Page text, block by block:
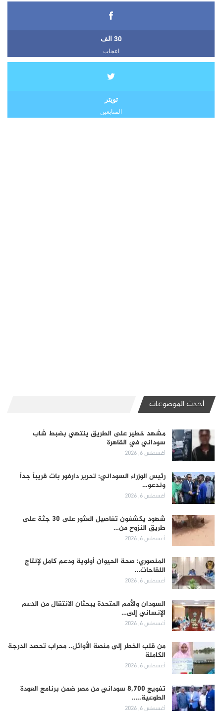
30 الف
اعجاب
تويتر
المتابعين
أحدث الموضوعات
مشهد خطير على الطريق ينتهي بضبط شاب
سوداني في القاهرة
أغسطس 6, 2026
رئيس الوزراء السوداني: تحرير دارفور بات قريباً جداً
وندعو…
أغسطس 6, 2026
شهود يكشفون تفاصيل العثور على 30 جثة على
طريق النزوح من…
أغسطس 6, 2026
المنصوري: صحة الحيوان أولوية ودعم كامل لإنتاج
اللقاحات…
أغسطس 6, 2026
السودان والأمم المتحدة يبحثان الانتقال من الدعم
الإنساني إلى…
أغسطس 6, 2026
من قلب الخطر إلى منصة الأوائل.. محراب تحصد الدرجة
الكاملة
أغسطس 6, 2026
تفويج 8,700 سوداني من مصر ضمن برنامج العودة
الطوعية..…
أغسطس 6, 2026